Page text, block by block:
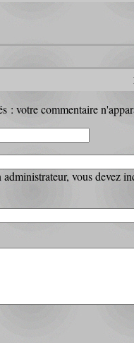
: votre commentaire
vous devez